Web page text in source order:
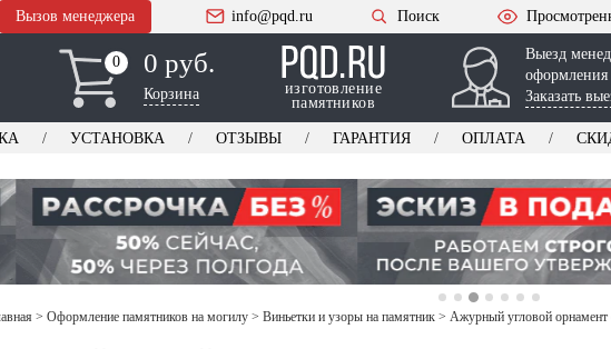
Вызов менеджера info@pqd.ru Поиск
0
0 0 руб.
Корзина
изготовление
памятников
Выезд
оформления
Заказать
УСТАНОВКА ОТЗЫВЫ ГАРАНТИЯ ОПЛАТА
> Оформление памятников на могилу > Виньетки и узоры на памятник > Ажурный угловой